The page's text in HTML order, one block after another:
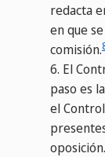
redacta
en que
comisión.
6. El
paso es
el